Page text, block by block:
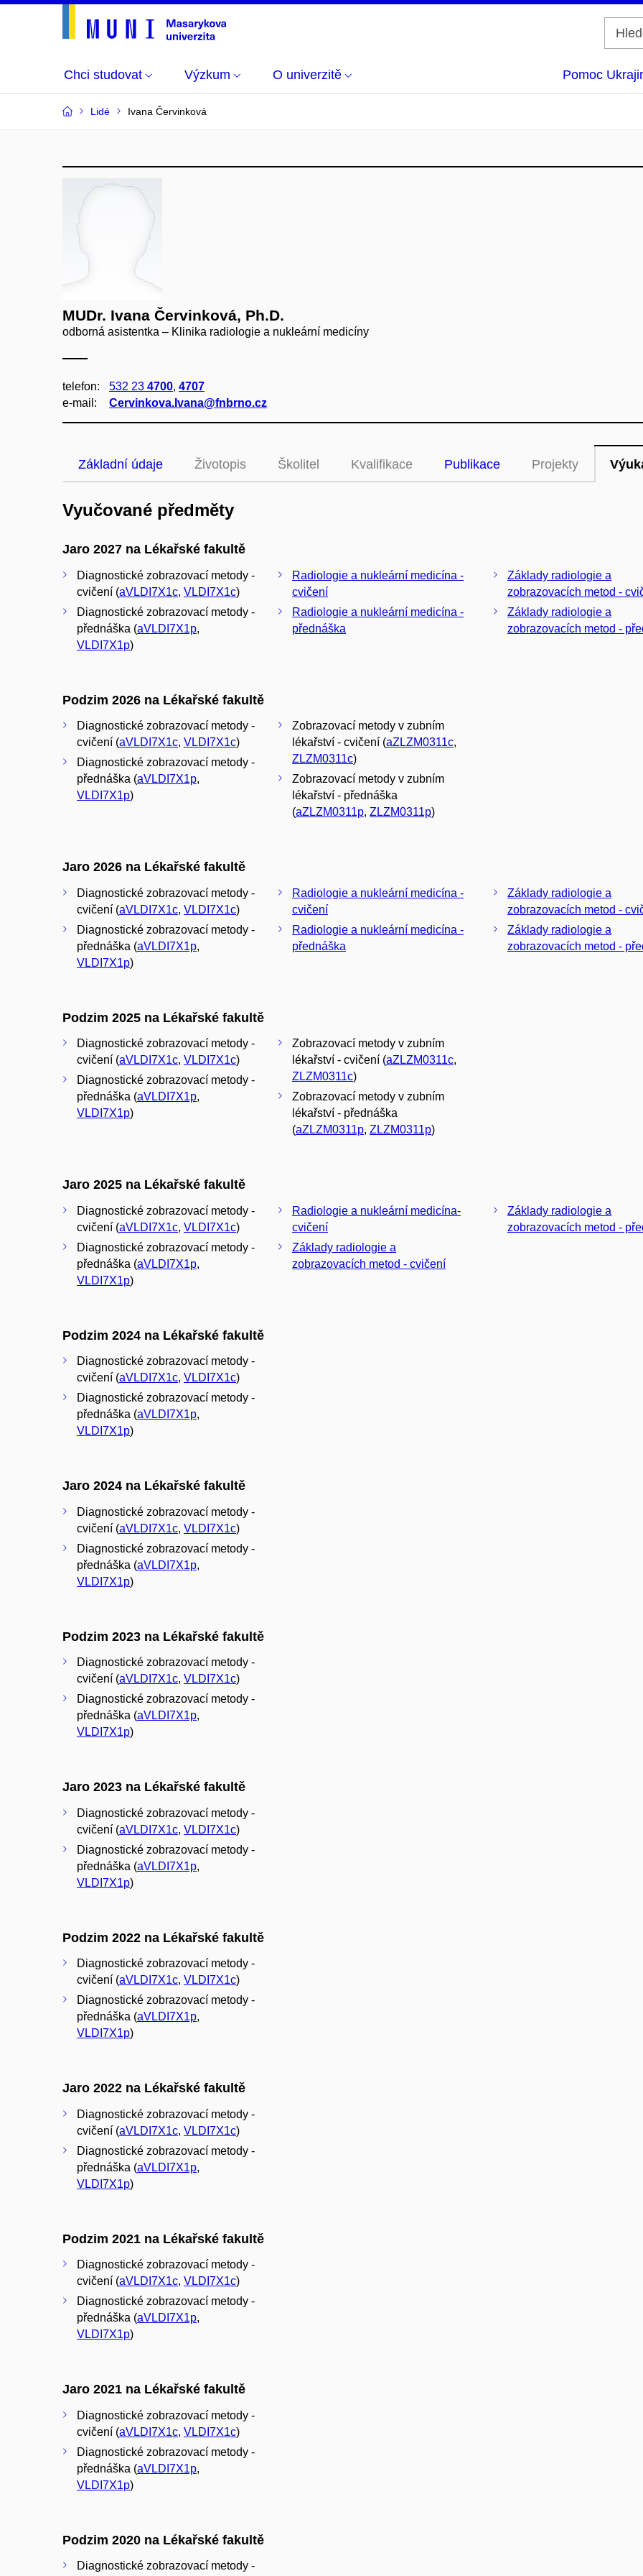
Chci studovat Výzkum O univerzitě Pomoc
Lidé Ivana Červinková
MUDr. Ivana Červinková, Ph.D.
odborná asistentka – Klinika radiologie a nukleární medicíny
telefon: 532 23 4700, 4707
e‑mail:
Cervinkova.Ivana@fnbrno.cz
Základní údaje Životopis Školitel Kvalifikace Publikace Projekty
Vyučované předměty
Jaro 2027 na Lékařské fakultě
Diagnostické zobrazovací metody -
cvičení (aVLDI7X1c, VLDI7X1c)
Diagnostické zobrazovací metody -
přednáška (aVLDI7X1p,
VLDI7X1p)
Radiologie a nukleární medicína -
cvičení
Radiologie a nukleární medicína -
přednáška
Základy radiologie a
zobrazovacích metod -
Základy radiologie a
zobrazovacích metod -
Podzim 2026 na Lékařské fakultě
Diagnostické zobrazovací metody -
cvičení (aVLDI7X1c, VLDI7X1c)
Diagnostické zobrazovací metody -
přednáška (aVLDI7X1p,
VLDI7X1p)
Zobrazovací metody v zubním
lékařství - cvičení (aZLZM0311c,
ZLZM0311c)
Zobrazovací metody v zubním
lékařství - přednáška
(aZLZM0311p, ZLZM0311p)
Jaro 2026 na Lékařské fakultě
Diagnostické zobrazovací metody -
cvičení (aVLDI7X1c, VLDI7X1c)
Diagnostické zobrazovací metody -
přednáška (aVLDI7X1p,
VLDI7X1p)
Radiologie a nukleární medicína -
cvičení
Radiologie a nukleární medicína -
přednáška
Základy radiologie a
zobrazovacích metod -
Základy radiologie a
zobrazovacích metod -
Podzim 2025 na Lékařské fakultě
Diagnostické zobrazovací metody -
cvičení (aVLDI7X1c, VLDI7X1c)
Diagnostické zobrazovací metody -
přednáška (aVLDI7X1p,
VLDI7X1p)
Zobrazovací metody v zubním
lékařství - cvičení (aZLZM0311c,
ZLZM0311c)
Zobrazovací metody v zubním
lékařství - přednáška
(aZLZM0311p, ZLZM0311p)
Jaro 2025 na Lékařské fakultě
Diagnostické zobrazovací metody -
cvičení (aVLDI7X1c, VLDI7X1c)
Diagnostické zobrazovací metody -
přednáška (aVLDI7X1p,
VLDI7X1p)
Radiologie a nukleární medicína-
cvičení
Základy radiologie a
zobrazovacích metod - cvičení
Základy radiologie a
zobrazovacích metod -
Podzim 2024 na Lékařské fakultě
Diagnostické zobrazovací metody -
cvičení (aVLDI7X1c, VLDI7X1c)
Diagnostické zobrazovací metody -
přednáška (aVLDI7X1p,
VLDI7X1p)
Jaro 2024 na Lékařské fakultě
Diagnostické zobrazovací metody -
cvičení (aVLDI7X1c, VLDI7X1c)
Diagnostické zobrazovací metody -
přednáška (aVLDI7X1p,
VLDI7X1p)
Podzim 2023 na Lékařské fakultě
Diagnostické zobrazovací metody -
cvičení (aVLDI7X1c, VLDI7X1c)
Diagnostické zobrazovací metody -
přednáška (aVLDI7X1p,
VLDI7X1p)
Jaro 2023 na Lékařské fakultě
Diagnostické zobrazovací metody -
cvičení (aVLDI7X1c, VLDI7X1c)
Diagnostické zobrazovací metody -
přednáška (aVLDI7X1p,
VLDI7X1p)
Podzim 2022 na Lékařské fakultě
Diagnostické zobrazovací metody -
cvičení (aVLDI7X1c, VLDI7X1c)
Diagnostické zobrazovací metody -
přednáška (aVLDI7X1p,
VLDI7X1p)
Jaro 2022 na Lékařské fakultě
Diagnostické zobrazovací metody -
cvičení (aVLDI7X1c, VLDI7X1c)
Diagnostické zobrazovací metody -
přednáška (aVLDI7X1p,
VLDI7X1p)
Podzim 2021 na Lékařské fakultě
Diagnostické zobrazovací metody -
cvičení (aVLDI7X1c, VLDI7X1c)
Diagnostické zobrazovací metody -
přednáška (aVLDI7X1p,
VLDI7X1p)
Jaro 2021 na Lékařské fakultě
Diagnostické zobrazovací metody -
cvičení (aVLDI7X1c, VLDI7X1c)
Diagnostické zobrazovací metody -
přednáška (aVLDI7X1p,
VLDI7X1p)
Podzim 2020 na Lékařské fakultě
Diagnostické zobrazovací metody -